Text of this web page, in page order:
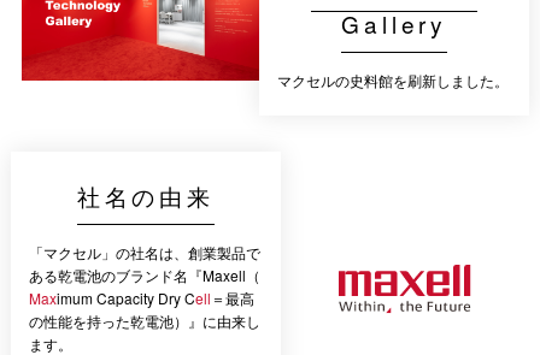
Gallery
マクセルの史料館を刷新しました。
社名の由来
「マクセル」の社名は、創業製品で
ある乾電池のブランド名『Maxell（
Maximum Capacity Dry Cell ＝最高
の性能を持った乾電池）』に由来し
ます。